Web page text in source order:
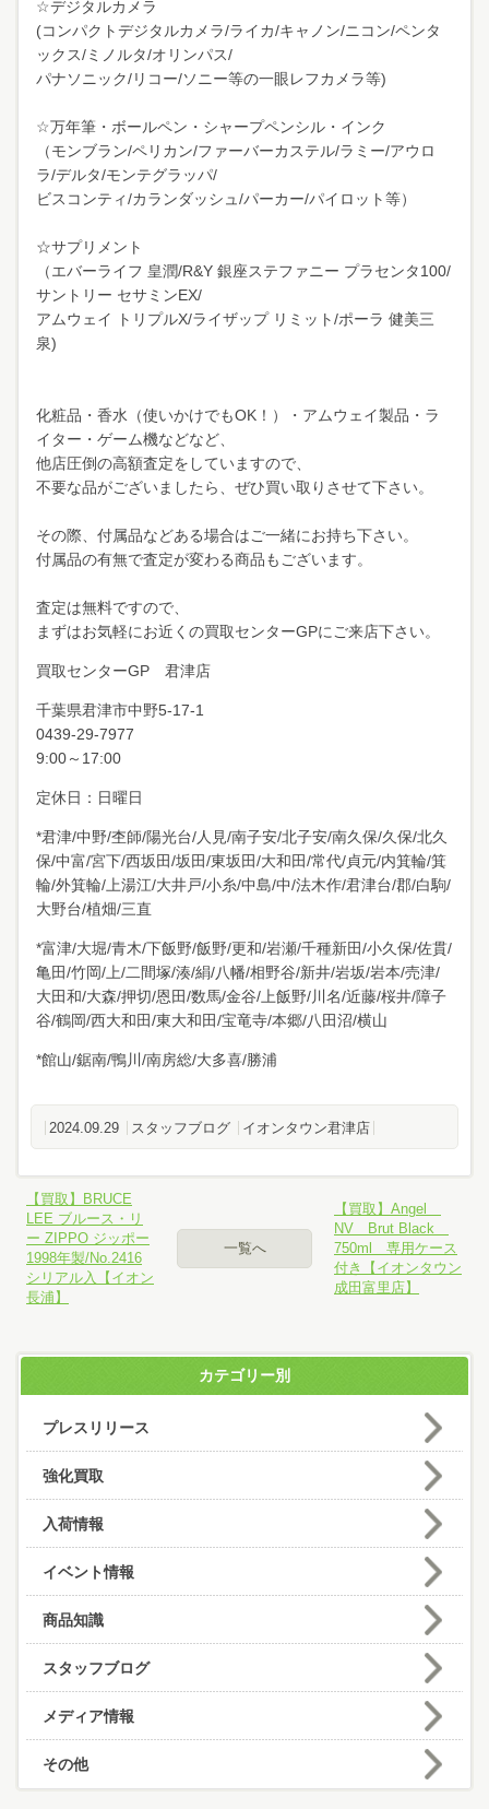
☆デジタルカメラ
(コンパクトデジタルカメラ/ライカ/キャノン/ニコン/ペンタ
ックス/ミノルタ/オリンパス/
パナソニック/リコー/ソニー等の一眼レフカメラ等)
☆万年筆・ボールペン・シャープペンシル・インク
（モンブラン/ペリカン/ファーバーカステル/ラミー/アウロ
ラ/デルタ/モンテグラッパ/
ビスコンティ/カランダッシュ/パーカー/パイロット等）
☆サプリメント
（エバーライフ 皇潤/R&Y 銀座ステファニー プラセンタ100/
サントリー セサミンEX/
アムウェイ トリプルX/ライザップ リミット/ポーラ 健美三
泉)
化粧品・香水（使いかけでもOK！）・アムウェイ製品・ラ
イター・ゲーム機などなど、
他店圧倒の高額査定をしていますので、
不要な品がございましたら、ぜひ買い取りさせて下さい。
その際、付属品などある場合はご一緒にお持ち下さい。
付属品の有無で査定が変わる商品もございます。
査定は無料ですので、
まずはお気軽にお近くの買取センターGPにご来店下さい。
買取センターGP 君津店
千葉県君津市中野5-17-1
0439-29-7977
9:00～17:00
定休日：日曜日
*君津/中野/杢師/陽光台/人見/南子安/北子安/南久保/久保/北久
保/中富/宮下/西坂田/坂田/東坂田/大和田/常代/貞元/内箕輪/箕
輪/外箕輪/上湯江/大井戸/小糸/中島/中/法木作/君津台/郡/白駒/
大野台/植畑/三直
*富津/大堀/青木/下飯野/飯野/更和/岩瀬/千種新田/小久保/佐貫/
亀田/竹岡/上/二間塚/湊/絹/八幡/相野谷/新井/岩坂/岩本/売津/
大田和/大森/押切/恩田/数馬/金谷/上飯野/川名/近藤/桜井/障子
谷/鶴岡/西大和田/東大和田/宝竜寺/本郷/八田沼/横山
*館山/鋸南/鴨川/南房総/大多喜/勝浦
2024.09.29 スタッフブログ イオンタウン君津店
【買取】BRUCE
LEE ブルース・リ
ー ZIPPO ジッポー
1998年製/No.2416
シリアル入【イオン
長浦】
一覧へ
【買取】Angel
NV Brut Black
750ml 専用ケース
付き【イオンタウン
成田富里店】
カテゴリー別
プレスリリース
強化買取
入荷情報
イベント情報
商品知識
スタッフブログ
メディア情報
その他